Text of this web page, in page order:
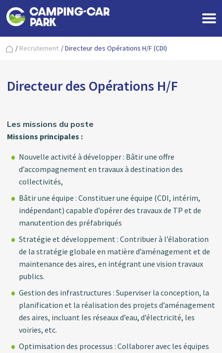
/ Recrutement /Directeur des Opérations H/F (CDI)
Directeur des Opérations H/F
Les missions du poste
Missions principales :
Nouvelle activité à développer : Bâtir une offre
d’accompagnement en travaux à destination des
collectivités,
Bâtir une équipe : Constituer une équipe (CDI, intérim,
indépendant) capable d’opérer des travaux de TP et de
manutention des préfabriqués
Stratégie et développement : Contribuer à l’élaboration
de la stratégie globale en matière d’aménagement et de
maintenance des aires, en intégrant une vision travaux
publics.
Gestion des infrastructures : Superviser la conception, la
planification et la réalisation des projets d’aménagement
des aires, incluant les réseaux d’eau, d’électricité, les
voiries, etc.
Optimisation des processus : Collaborer avec les équipes